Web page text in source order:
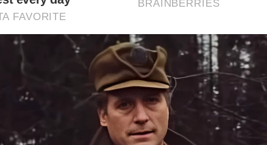
OKU maut dalam kebakaran, ditemukan terduduk atas
katil
Abang long rogol adik ketika demam dijel 18 tahun, 20
Suami jadi bapa ayam 'jual' isteri kepada lebih 120 lelaki
"Saya dan suami bergegas pulang, namun
dimaklumkan bahawa abang telah meninggal dunia
di dalam rumah dipercayai akibat asap tebal. Dia
ditemui dalam keadaan duduk di atas katilnya di